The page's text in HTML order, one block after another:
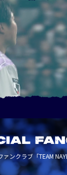
ァンクラブ「TEAM